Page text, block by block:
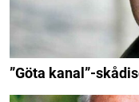
”Göta kanal”-